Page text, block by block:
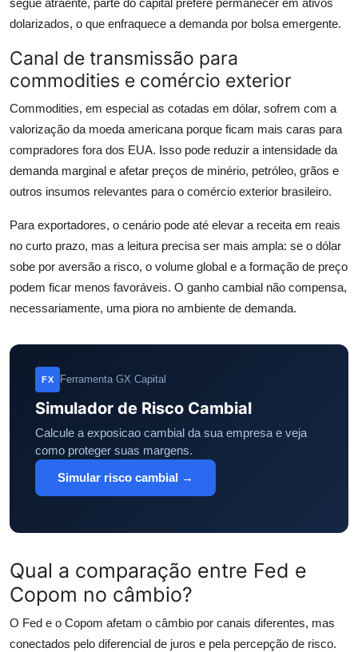
segue atraente, parte do capital prefere permanecer em ativos
dolarizados, o que enfraquece a demanda por bolsa emergente.
Canal de transmissão para
commodities e comércio exterior
Commodities, em especial as cotadas em dólar, sofrem com a
valorização da moeda americana porque ficam mais caras para
compradores fora dos EUA. Isso pode reduzir a intensidade da
demanda marginal e afetar preços de minério, petróleo, grãos e
outros insumos relevantes para o comércio exterior brasileiro.
Para exportadores, o cenário pode até elevar a receita em reais
no curto prazo, mas a leitura precisa ser mais ampla: se o dólar
sobe por aversão a risco, o volume global e a formação de preço
podem ficar menos favoráveis. O ganho cambial não compensa,
necessariamente, uma piora no ambiente de demanda.
FX Ferramenta GX Capital
Simulador de Risco Cambial
Calcule a exposicao cambial da sua empresa e veja
como proteger suas margens.
Simular risco cambial →
Qual a comparação entre Fed e
Copom no câmbio?
O Fed e o Copom afetam o câmbio por canais diferentes, mas
conectados pelo diferencial de juros e pela percepção de risco.